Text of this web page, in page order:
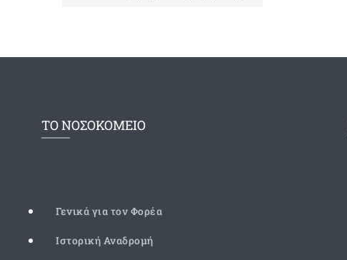
ΤΟ ΝΟΣΟΚΟΜΕΙΟ
Γενικά για τον Φορέα
Ιστορική Αναδρομή